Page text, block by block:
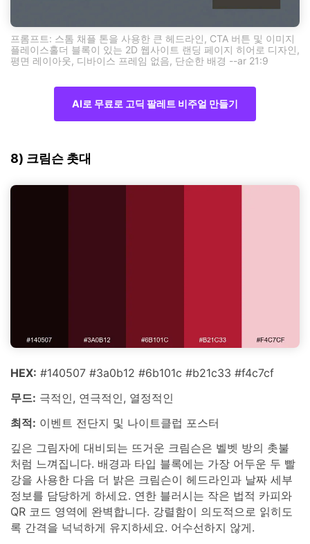
프롬프트: 스톰 채플 톤을 사용한 큰 헤드라인, CTA 버튼 및 이미지
플레이스홀더 블록이 있는 2D 웹사이트 랜딩 페이지 히어로 디자인,
평면 레이아웃, 디바이스 프레임 없음, 단순한 배경 --ar 21:9
AI로 무료로 고딕 팔레트 비주얼 만들기
8) 크림슨 촛대
HEX: #140507 #3a0b12 #6b101c #b21c33 #f4c7cf
무드: 극적인, 연극적인, 열정적인
최적: 이벤트 전단지 및 나이트클럽 포스터
깊은 그림자에 대비되는 뜨거운 크림슨은 벨벳 방의 촛불
처럼 느껴집니다. 배경과 타입 블록에는 가장 어두운 두 빨
강을 사용한 다음 더 밝은 크림슨이 헤드라인과 날짜 세부
정보를 담당하게 하세요. 연한 블러시는 작은 법적 카피와
QR 코드 영역에 완벽합니다. 강렬함이 의도적으로 읽히도
록 간격을 넉넉하게 유지하세요. 어수선하지 않게.